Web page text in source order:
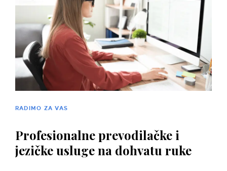
RADIMO ZA VAS
Profesionalne prevodilačke i
jezičke usluge na dohvatu ruke